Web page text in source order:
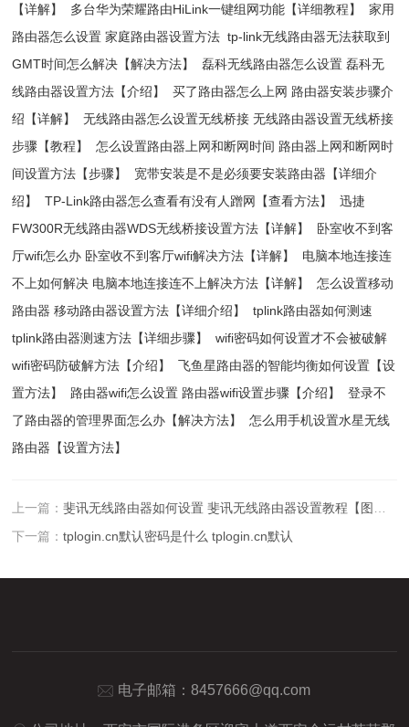
【详解】
多台华为荣耀路由HiLink一键组网功能【详细教程】
家用
路由器怎么设置 家庭路由器设置方法 tp-link无线路由器无法获取到
GMT时间怎么解决【解决方法】
磊科无线路由器怎么设置 磊科无
线路由器设置方法【介绍】
买了路由器怎么上网 路由器安装步骤介
绍【详解】
无线路由器怎么设置无线桥接 无线路由器设置无线桥接
步骤【教程】
怎么设置路由器上网和断网时间 路由器上网和断网时
间设置方法【步骤】
宽带安装是不是必须要安装路由器【详细介
绍】
TP-Link路由器怎么查看有没有人蹭网【查看方法】
迅捷
FW300R无线路由器WDS无线桥接设置方法【详解】
卧室收不到客
厅wifi怎么办 卧室收不到客厅wifi解决方法【详解】
电脑本地连接连
不上如何解决 电脑本地连接连不上解决方法【详解】
怎么设置移动
路由器 移动路由器设置方法【详细介绍】
tplink路由器如何测速
tplink路由器测速方法【详细步骤】
wifi密码如何设置才不会被破解
wifi密码防破解方法【介绍】
飞鱼星路由器的智能均衡如何设置【设
置方法】
路由器wifi怎么设置 路由器wifi设置步骤【介绍】
登录不
了路由器的管理界面怎么办【解决方法】
怎么用手机设置水星无线
路由器【设置方法】
上一篇：斐讯无线路由器如何设置 斐讯无线路由器设置教程【图解】
下一篇：tplogin.cn默认密码是什么 tplogin.cn默认
电子邮箱：8457666@qq.com